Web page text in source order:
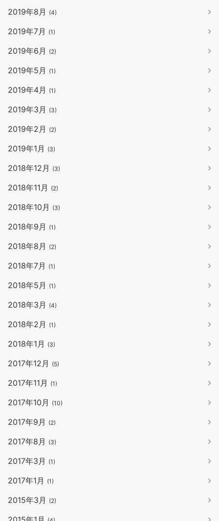
2019年8月 (4)
2019年7月 (1)
2019年6月 (2)
2019年5月 (1)
2019年4月 (1)
2019年3月 (3)
2019年2月 (2)
2019年1月 (3)
2018年12月 (3)
2018年11月 (2)
2018年10月 (3)
2018年9月 (1)
2018年8月 (2)
2018年7月 (1)
2018年5月 (1)
2018年3月 (4)
2018年2月 (1)
2018年1月 (3)
2017年12月 (5)
2017年11月 (1)
2017年10月 (10)
2017年9月 (2)
2017年8月 (3)
2017年3月 (1)
2017年1月 (1)
2015年3月 (2)